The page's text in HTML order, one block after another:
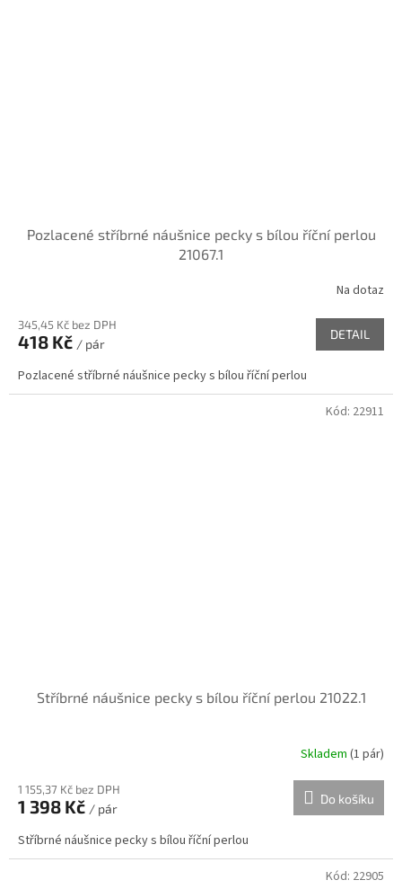
Pozlacené stříbrné náušnice pecky s bílou říční perlou
21067.1
Na dotaz
345,45 Kč bez DPH
418 Kč / pár
DETAIL
Pozlacené stříbrné náušnice pecky s bílou říční perlou
Stříbrné náušnice pecky s bílou říční perlou 21022.1
Skladem (1 pár)
1 155,37 Kč bez DPH
1 398 Kč / pár
Do košíku
Stříbrné náušnice pecky s bílou říční perlou
Kód: 22911
Kód: 22905